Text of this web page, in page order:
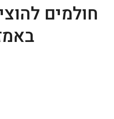
חולמים